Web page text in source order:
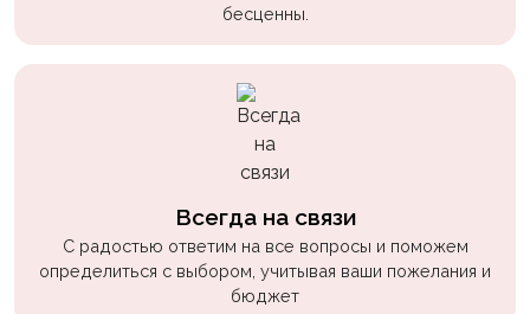
бесценны.
Всегда на связи
С радостью ответим на все вопросы и поможем
определиться с выбором, учитывая ваши пожелания и
бюджет